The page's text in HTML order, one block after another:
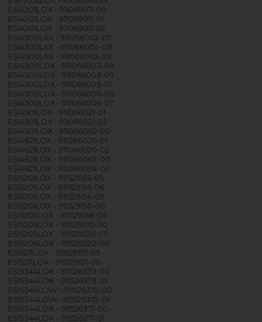
ESI4201LOX - 911069011-00
ESI4201LOX - 911069011-01
ESI4201LOX - 911069011-02
ESI4500LAX - 911066002-07
ESI4500LAX - 911066002-08
ESI4500LAX - 911066002-09
ESI4500LOX - 911066003-08
ESI4500LOX - 911066003-09
ESI4500LOX - 911066003-10
ESI4500LOX - 911066006-06
ESI4500LOX - 911066006-07
ESI4501LOX - 911066021-01
ESI4501LOX - 911066021-02
ESI4501LOX - 911066062-00
ESI4621LOX - 911066020-01
ESI4621LOX - 911066020-02
ESI4621LOX - 911066063-00
ESI4621LOX - 911066064-00
ESI5201LOX - 911529155-05
ESI5201LOX - 911529155-06
ESI5201LOX - 911529156-05
ESI5201LOX - 911529156-06
ESI5202LOX - 911529166-05
ESI5205LOX - 911529210-00
ESI5205LOX - 911529226-00
ESI5206LOX - 911529220-00
ESI5211LOX - 911529157-05
ESI5211LOX - 911529157-06
ESI5344LOK - 911526373-00
ESI5344LOK - 911526373-01
ESI5344LOW - 911526372-00
ESI5344LOW - 911526372-01
ESI5344LOX - 911526371-00
ESI5344LOX - 911526371-01